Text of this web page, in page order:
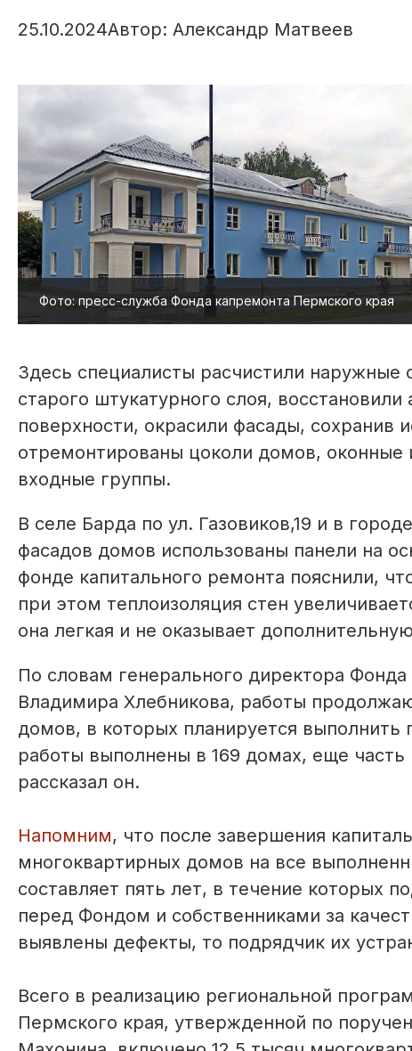
25.10.2024Автор: Александр Матвеев
Фото: пресс-служба Фонда капремонта Пермского края
Здесь специалисты расчистили наружные
старого штукатурного слоя,
поверхности, окрасили фасады, сохранив
отремонтированы цоколи домов,
входные группы.
В селе Барда по ул. Газовиков,19 и в
фасадов домов использованы панели на
фонде капитального ремонта пояснили,
при этом теплоизоляция стен
она легкая и не оказывает
По словам генерального директора
Владимира Хлебникова, работы
домов, в которых планируется
работы выполнены в 169 домах, еще
рассказал он.
Напомним, что после завершения
многоквартирных домов на все
составляет пять лет, в течение которых
перед Фондом и собственниками за
выявлены дефекты, то подрядчик их
Всего в реализацию региональной
Пермского края, утвержденной по